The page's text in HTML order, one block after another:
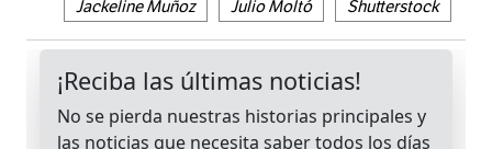
Jackeline Muñoz
Julio Moltó Shutterstock